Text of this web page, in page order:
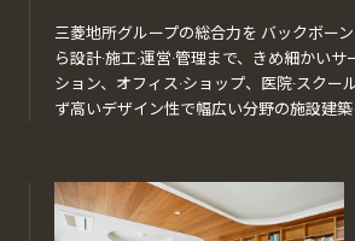
三菱地所グループの総合力を バックボー
ら設計·施工·運営·管理まで、きめ細かい
ション、オフィス·ショップ、医院·スクー
ず高いデザイン性で幅広い分野の施設建築